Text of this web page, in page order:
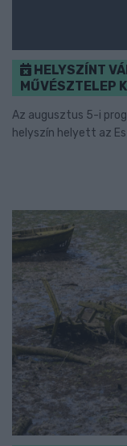
HELYSZÍNT
MŰVÉSZTELEP
Az augusztus 5-i
helyszín helyett az